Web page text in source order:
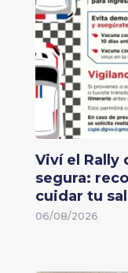
Viví el Rally
segura:
cuidar tu
06/08/2026